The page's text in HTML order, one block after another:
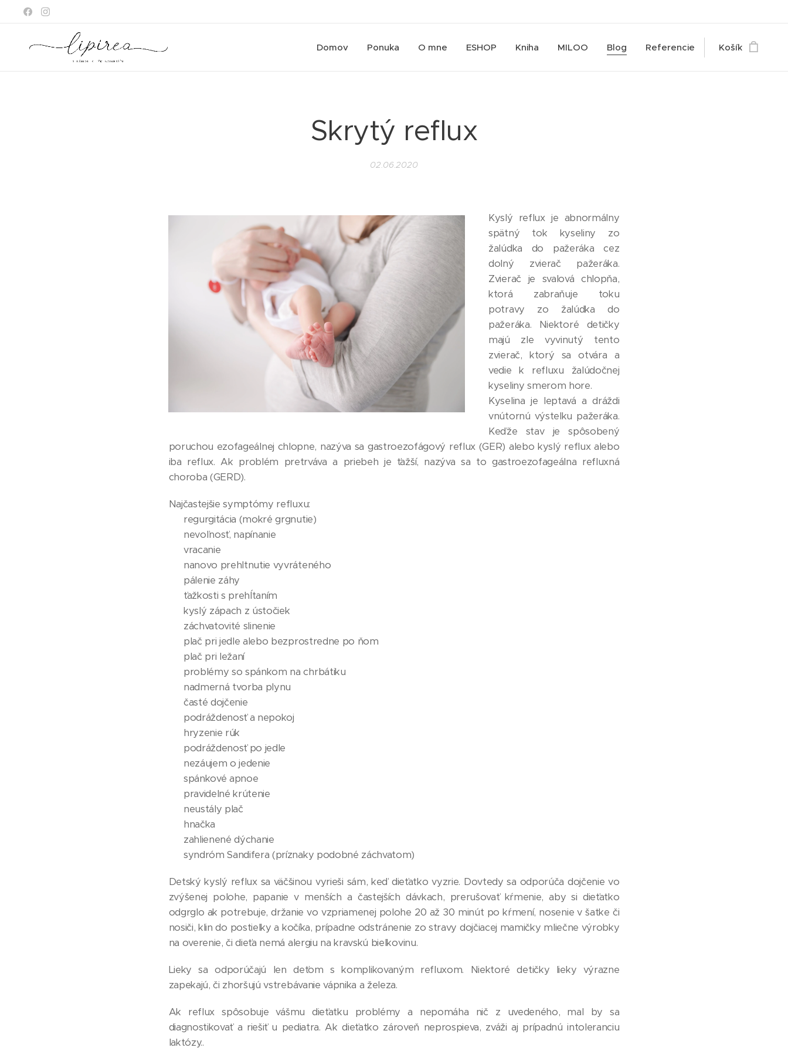
Domov Ponuka O mne ESHOP Kniha MILOO Blog Referencie Košík
Skrytý reflux
02.06.2020
Kyslý reflux je abnormálny
spätný tok kyseliny zo
žalúdka do pažeráka cez
dolný zvierač pažeráka.
Zvierač je svalová chlopňa,
ktorá zabraňuje toku
potravy zo žalúdka do
pažeráka. Niektoré detičky
majú zle vyvinutý tento
zvierač, ktorý sa otvára a
vedie k refluxu žalúdočnej
kyseliny smerom hore.
Kyselina je leptavá a dráždi
vnútornú výstelku pažeráka.
Keďže stav je spôsobený
poruchou ezofageálnej chlopne, nazýva sa gastroezofágový reflux (GER) alebo kyslý reflux alebo
iba reflux. Ak problém pretrváva a priebeh je ťažší, nazýva sa to gastroezofageálna refluxná
choroba (GERD).
Najčastejšie symptómy refluxu:
👶 regurgitácia (mokré grgnutie)
👶 nevoľnosť, napínanie
👶 vracanie
👶 nanovo prehltnutie vyvráteného
👶 pálenie záhy
👶 ťažkosti s prehĺtaním
👶 kyslý zápach z ústočiek
👶 záchvatovité slinenie
👶 plač pri jedle alebo bezprostredne po ňom
👶 plač pri ležaní
👶 problémy so spánkom na chrbátiku
👶 nadmerná tvorba plynu
👶 časté dojčenie
👶 podráždenosť a nepokoj
👶 hryzenie rúk
👶 podráždenosť po jedle
👶 nezáujem o jedenie
👶 spánkové apnoe
👶 pravidelné krútenie
👶 neustály plač
👶 hnačka
👶 zahlienené dýchanie
👶 syndróm Sandifera (príznaky podobné záchvatom)
Detský kyslý reflux sa väčšinou vyrieši sám, keď dieťatko vyzrie. Dovtedy sa odporúča dojčenie vo
zvýšenej polohe, papanie v menších a častejších dávkach, prerušovať kŕmenie, aby si dieťatko
odgrglo ak potrebuje, držanie vo vzpriamenej polohe 20 až 30 minút po kŕmení, nosenie v šatke či
nosiči, klin do postielky a kočíka, prípadne odstránenie zo stravy dojčiacej mamičky mliečne výrobky
na overenie, či dieťa nemá alergiu na kravskú bielkovinu.
Lieky sa odporúčajú len deťom s komplikovaným refluxom. Niektoré detičky lieky výrazne
zapekajú, či zhoršujú vstrebávanie vápnika a železa.
Ak reflux spôsobuje vášmu dieťatku problémy a nepomáha nič z uvedeného, mal by sa
diagnostikovať a riešiť u pediatra. Ak dieťatko zároveň neprospieva, zváži aj prípadnú intoleranciu
laktózy..